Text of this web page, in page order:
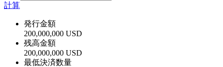
計算
発行金額
200,000,000 USD
残高金額
200,000,000 USD
最低決済数量